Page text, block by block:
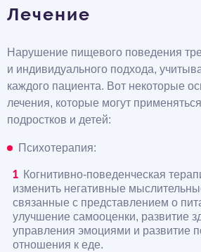
Лечение
Нарушение пищевого поведения
и индивидуального подхода,
каждого пациента. Вот некоторые
лечения, которые могут
подростков и детей:
Психотерапия:
Когнитивно-поведенческая
изменить негативные
связанные с представлением о
улучшение самооценки, развитие
управления эмоциями и развитие
отношения к еде.